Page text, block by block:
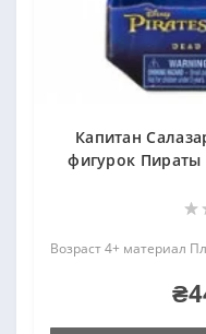
Капитан
фигурок
Возраст 4+ материал